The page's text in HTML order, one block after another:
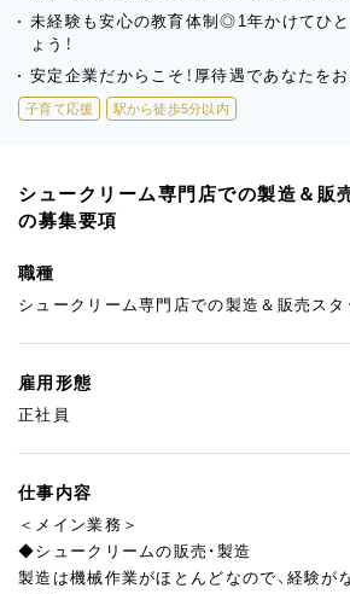
未経験も安心の教育体制◎1年かけてひ
ょう！
安定企業だからこそ！厚待遇であなたを
子育て応援 駅から徒歩5分以内
シュークリーム専門店での製造＆販
の募集要項
職種
シュークリーム専門店での製造＆販売スタ
雇用形態
正社員
仕事内容
＜メイン業務＞
◆シュークリームの販売・製造
製造は機械作業がほとんどなので、経験が